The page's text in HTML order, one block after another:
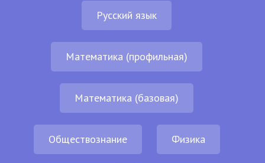
Русский язык
Математика (профильная)
Математика (базовая)
Обществознание Физика